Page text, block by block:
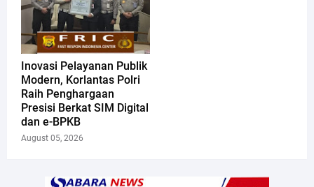
Inovasi Pelayanan Publik
Modern, Korlantas Polri
Raih Penghargaan
Presisi Berkat SIM Digital
dan e-BPKB
August 05, 2026